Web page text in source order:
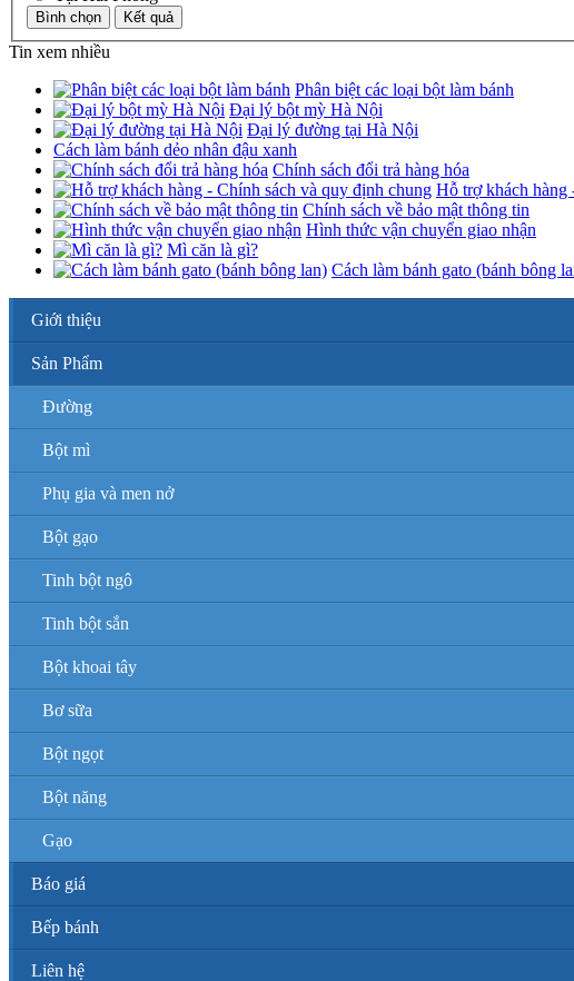
Tin xem nhiều
Phân biệt các loại bột làm bánh
Đại lý bột mỳ Hà Nội
Đại lý đường tại Hà Nội
Cách làm bánh dẻo nhân đậu xanh
Chính sách đổi trả hàng hóa
Hỗ trợ khách hàng
Chính sách về bảo mật thông tin
Hình thức vận chuyển giao nhận
Mì căn là gì?
Cách làm bánh gato (bánh bông
Giới thiệu
Sản Phẩm
Đường
Bột mì
Phụ gia và men nở
Bột gạo
Tinh bột ngô
Tinh bột sắn
Bột khoai tây
Bơ sữa
Bột ngọt
Bột năng
Gạo
Báo giá
Bếp bánh
Liên hệ